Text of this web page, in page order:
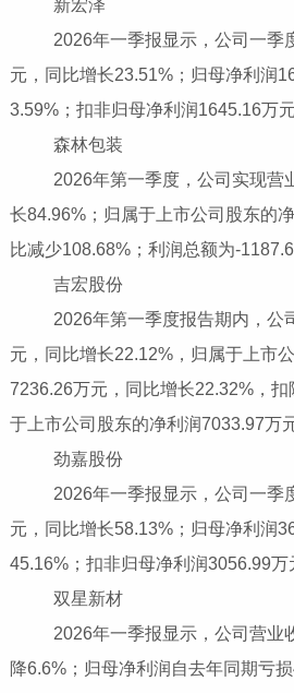
新宏泽
2026年一季报显示，公司一季
元，同比增长23.51%；归母净利润
3.59%；扣非归母净利润1645.16万
森林包装
2026年第一季度，公司实现营
长84.96%；归属于上市公司股东的
比减少108.68%；利润总额为-
吉宏股份
2026年第一季度报告期内，公
元，同比增长22.12%，归属于上市
7236.26万元，同比增长22.32%，
于上市公司股东的净利润7033.97万
劲嘉股份
2026年一季报显示，公司一季
元，同比增长58.13%；归母净利润
45.16%；扣非归母净利润3056.99万
双星新材
2026年一季报显示，公司营业
降6.6%；归母净利润自去年同期亏